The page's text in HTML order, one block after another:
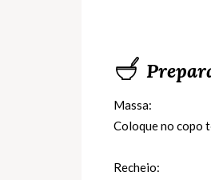
Massa:
Coloque no copo
Recheio: